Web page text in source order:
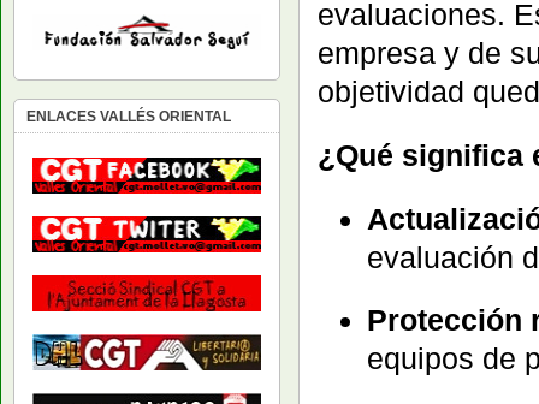
evaluaciones.
empresa y de
objetividad
¿Qué significa
evaluación
Protección
equipos de
ENLACES VALLÉS ORIENTAL